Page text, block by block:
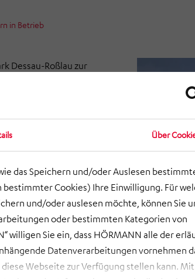
Über
das Speichern und/oder Auslesen
Cookies) Ihre Einwilligung. Für
und/oder auslesen möchte, können Sie
oder bestimmten Kategorien von
willigen Sie ein, dass HÖRMANN alle der
Datenverarbeitungen vornehmen
Webseite zur Verfügung stellen kann.
in Betrieb
Dessau-Roßlau zur
dermalen Fillern
Philip Burchard, Chief
von Sachsen-
als Generalplaner.